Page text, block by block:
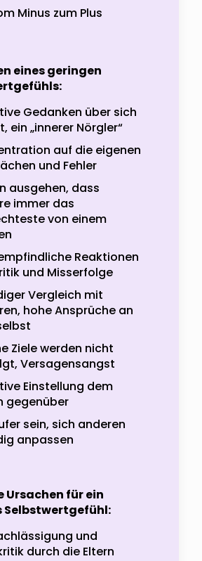
Minus zum Plus
eines geringen
Gedanken über sich
ein „innerer Nörgler“
auf die eigenen
und Fehler
ausgehen, dass
immer das
von einem
Reaktionen
und Misserfolge
Vergleich mit
hohe Ansprüche an
Ziele werden nicht
Versagensangst
Einstellung dem
gegenüber
sein, sich anderen
anpassen
Ursachen für ein
Selbstwertgefühl:
und
durch die Eltern